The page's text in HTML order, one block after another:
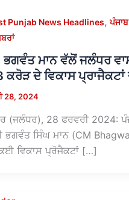
Punjab News Headlines,ਪੰਜਾਬ
ਭਗਵੰਤ ਮਾਨ ਵੱਲੋਂ ਜਲੰਧਰ
ਕਰੋੜ ਦੇ ਵਿਕਾਸ ਪ੍ਰਾਜੈਕਟਾਂ
28, 2024
(ਜਲੰਧਰ), 28 ਫਰਵਰੀ 2024:
ਭਗਵੰਤ ਸਿੰਘ ਮਾਨ (CM
ਵਿਕਾਸ ਪ੍ਰੋਜੈਕਟਾਂ […]